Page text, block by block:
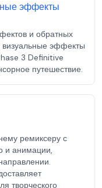
эффекты
и обратных
эффекты
3 Definitive
путешествие.
ремиксеру с
и анимации,
творческого